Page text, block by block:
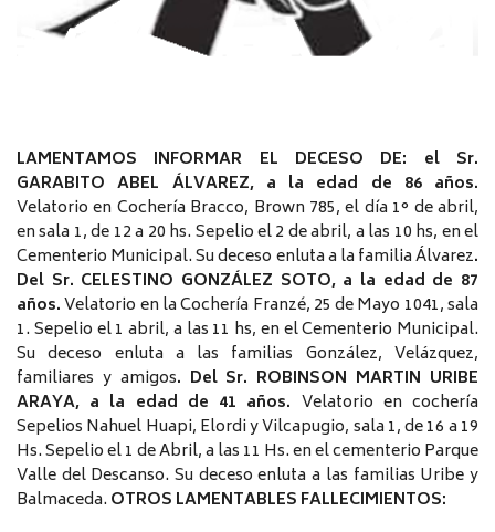
LAMENTAMOS INFORMAR EL DECESO DE: el Sr.
GARABITO ABEL ÁLVAREZ, a la edad de 86 años.
Velatorio en Cochería Bracco, Brown 785, el día 1° de abril,
en sala 1, de 12 a 20 hs. Sepelio el 2 de abril, a las 10 hs, en el
Cementerio Municipal. Su deceso enluta a la familia Álvarez.
Del Sr. CELESTINO GONZÁLEZ SOTO, a la edad de 87
años.Velatorio en la Cochería Franzé, 25 de Mayo 1041, sala
1. Sepelio el 1 abril, a las 11 hs, en el Cementerio Municipal.
Su deceso enluta a las familias González, Velázquez,
familiares y amigos. Del Sr. ROBINSON MARTIN URIBE
ARAYA, a la edad de 41 años. Velatorio en cochería
Sepelios Nahuel Huapi, Elordi y Vilcapugio, sala 1, de 16 a 19
Hs. Sepelio el 1 de Abril, a las 11 Hs. en el cementerio Parque
Valle del Descanso. Su deceso enluta a las familias Uribe y
Balmaceda. OTROS LAMENTABLES FALLECIMIENTOS: